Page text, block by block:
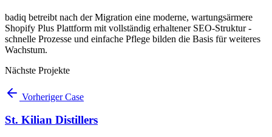
badiq betreibt nach der Migration eine moderne, wartungsärmere
Shopify Plus Plattform mit vollständig erhaltener SEO-Struktur -
schnelle Prozesse und einfache Pflege bilden die Basis für weiteres
Wachstum.
Nächste Projekte
Vorheriger Case
St. Kilian Distillers